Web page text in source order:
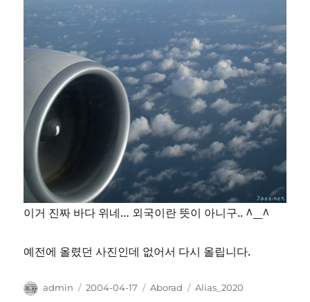
이거 진짜 바다 위네… 외국이란 뜻이 아니구.. ^_^
예전에 올렸던 사진인데 없어서 다시 올립니다.
Author
admin
Posted
2004-04-17 Categories
Aborad Tags
Alias_2020